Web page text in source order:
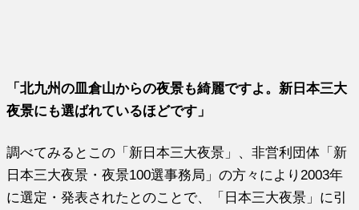
「北九州の皿倉山からの夜景も綺麗ですよ。新日本三大
夜景にも選ばれているほどです」
調べてみるとこの「新日本三大夜景」、非営利団体「新
日本三大夜景・夜景100選事務局」の方々により2003年
に選定・発表されたとのことで、「日本三大夜景」に引